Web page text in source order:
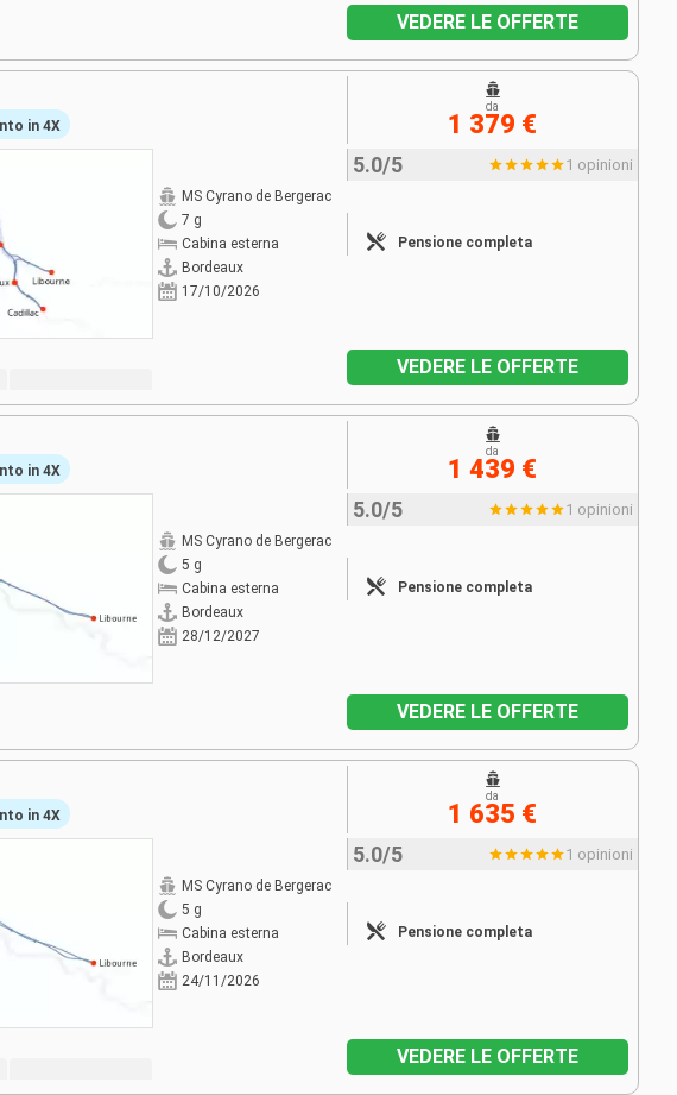
VEDERE LE OFFERTE
in 4X
MS Cyrano de Bergerac
7 g
Cabina esterna
Bordeaux
17/10/2026
5.0/5 1 opinioni
Pensione completa
da
1 379 €
VEDERE LE OFFERTE
in 4X
MS Cyrano de Bergerac
5 g
Cabina esterna
Bordeaux
28/12/2027
5.0/5 1 opinioni
Pensione completa
da
1 439 €
VEDERE LE OFFERTE
in 4X
MS Cyrano de Bergerac
5 g
Cabina esterna
Bordeaux
24/11/2026
5.0/5 1 opinioni
Pensione completa
da
1 635 €
VEDERE LE OFFERTE